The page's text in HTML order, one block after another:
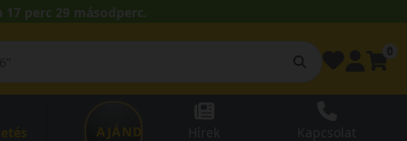
17 perc 28 másodperc.
AJÁNDÉKUTALVÁNY